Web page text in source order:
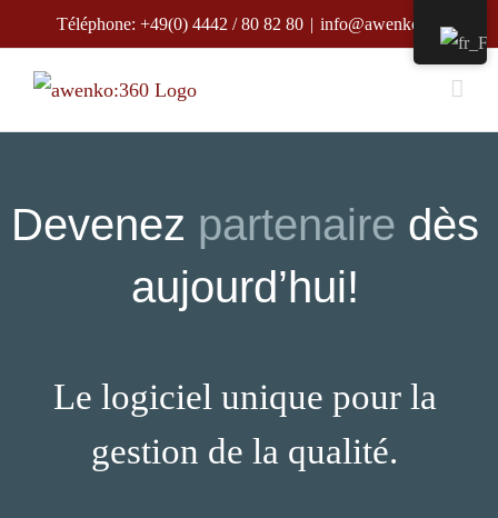
to
content
Téléphone: +49(0) 4442 / 80 82 80 | info@awenko.de
Devenez partenaire dès
aujourd’hui!
Le logiciel unique pour la
gestion de la qualité.